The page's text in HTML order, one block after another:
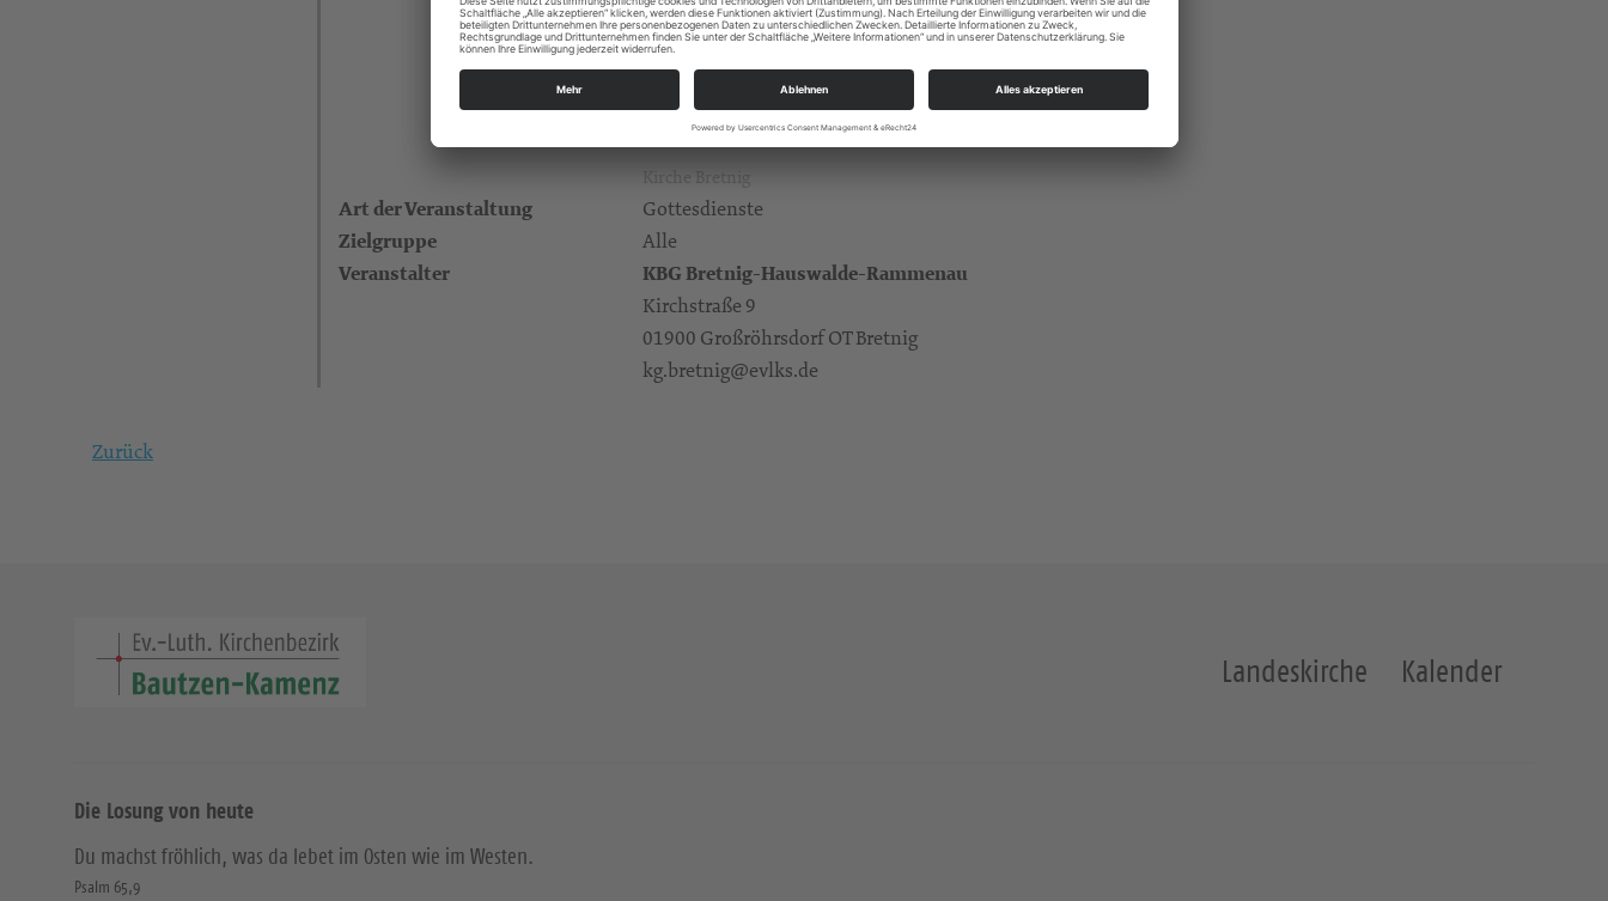
Kirche Bretnig
Art der Veranstaltung Gottesdienste
Zielgruppe Alle
Veranstalter KBG Bretnig-Hauswalde-Rammenau
Kirchstraße 9
01900 Großröhrsdorf OT Bretnig
kg.bretnig@evlks.de
Zurück
Landeskirche Kalender
Die Losung von heute
Du machst fröhlich, was da lebet im Osten wie im Westen.
Psalm 65,9